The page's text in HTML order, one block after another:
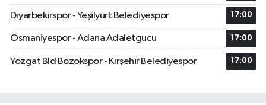
Diyarbekirspor - Yeşilyurt Belediyespor 17:00
Osmaniyespor - Adana Adaletgucu 17:00
Yozgat Bld Bozokspor - Kırşehir Belediyespor 17:00